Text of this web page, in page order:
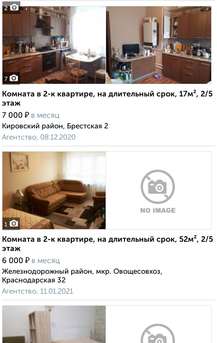
2
7
Комната в 2-к квартире, на длительный срок, 17м², 2/5
этаж
7 000 ₽ в месяц
Кировский район, Брестская 2
Агентство, 08.12.2020
1
Комната в 2-к квартире, на длительный срок, 52м², 2/5
этаж
6 000 ₽ в месяц
Железнодорожный район, мкр. Овощесовхоз,
Краснодарская 32
Агентство, 11.01.2021